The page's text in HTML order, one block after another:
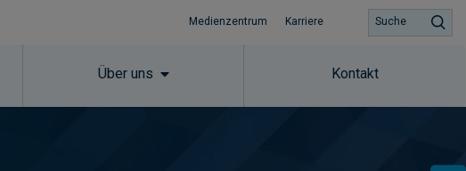
Medienzentrum Karriere
Über uns Kontakt
Suche